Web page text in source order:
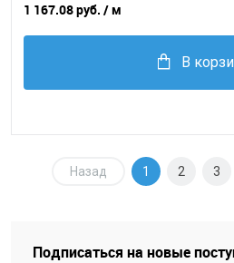
1 167.08 руб. / м
В
Назад 1 2 3
Подписаться на новые